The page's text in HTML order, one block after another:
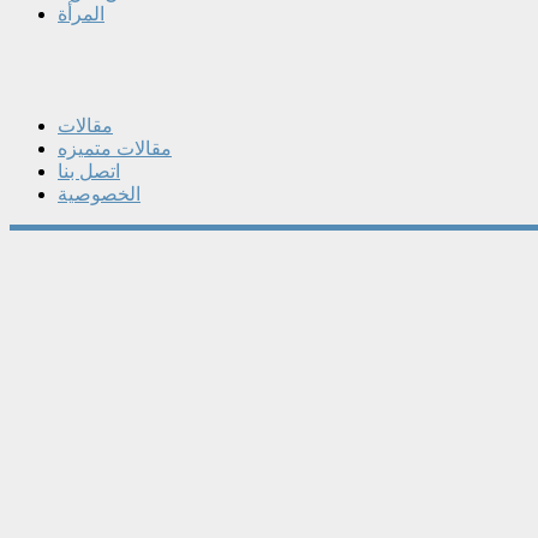
المرأة
مقالات
مقالات متميزه
اتصل بنا
الخصوصية